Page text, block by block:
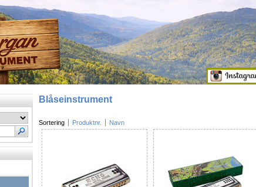
Blåseinstrument
Sortering Produktnr. Navn